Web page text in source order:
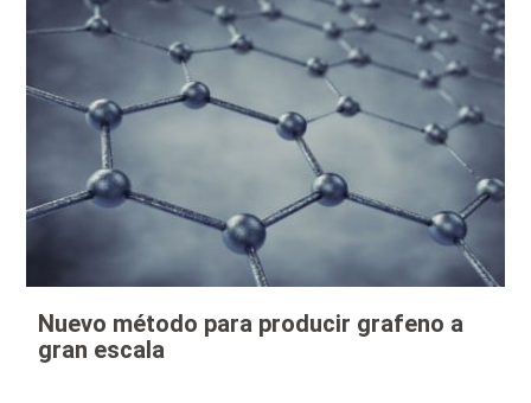
Nuevo método para producir grafeno a
gran escala